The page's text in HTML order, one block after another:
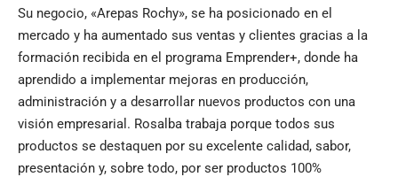
Su negocio, «Arepas Rochy», se ha posicionado en el
mercado y ha aumentado sus ventas y clientes gracias a la
formación recibida en el programa Emprender+, donde ha
aprendido a implementar mejoras en producción,
administración y a desarrollar nuevos productos con una
visión empresarial. Rosalba trabaja porque todos sus
productos se destaquen por su excelente calidad, sabor,
presentación y, sobre todo, por ser productos 100%